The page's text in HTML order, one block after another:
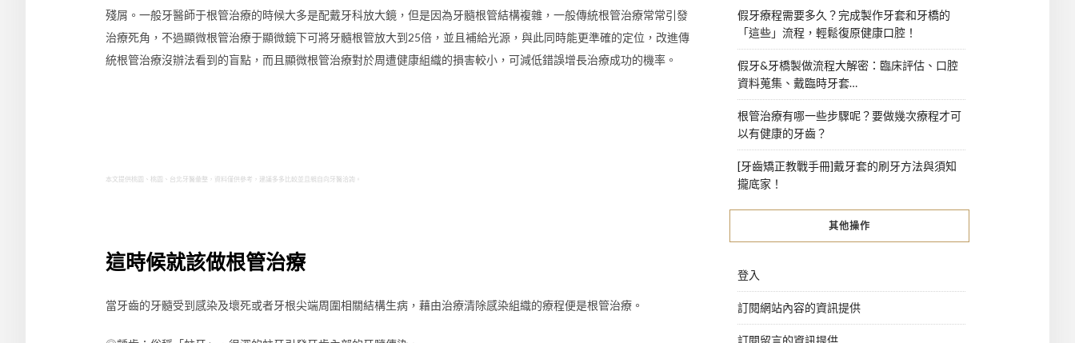
殘屑。一般牙醫師于根管治療的時候大多是配戴牙科放大鏡，但是因為牙髓根管結構複雜，一般傳統根管治療常常引發
治療死角，不過顯微根管治療于顯微鏡下可將牙髓根管放大到25倍，並且補給光源，與此同時能更準確的定位，改進傳
統根管治療沒辦法看到的盲點，而且顯微根管治療對於周遭健康組織的損害較小，可減低錯誤增長治療成功的機率。
本文提供桃園、桃園、台北牙醫彙整，資料僅供參考，建議多多比較並且親自向牙醫洽詢。
這時候就該做根管治療
當牙齒的牙髓受到感染及壞死或者牙根尖端周圍相關結構生病，藉由治療清除感染組織的療程便是根管治療。
假牙療程需要多久？完成製作牙套和牙橋的
「這些」流程，輕鬆復原健康口腔！
假牙&牙橋製做流程大解密：臨床評估、口腔
資料蒐集、戴臨時牙套…
根管治療有哪一些步驟呢？要做幾次療程才可
以有健康的牙齒？
[牙齒矯正教戰手冊]戴牙套的刷牙方法與須知
攏底家！
其他操作
登入
訂閱網站內容的資訊提供
訂閱留言的資訊提供